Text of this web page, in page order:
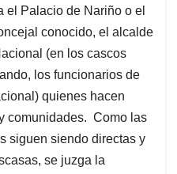
el Palacio de Nariño o el
conocido, el alcalde
(en los cascos
los funcionarios de
quienes hacen
comunidades. Como las
siguen siendo directas y
se juzga la